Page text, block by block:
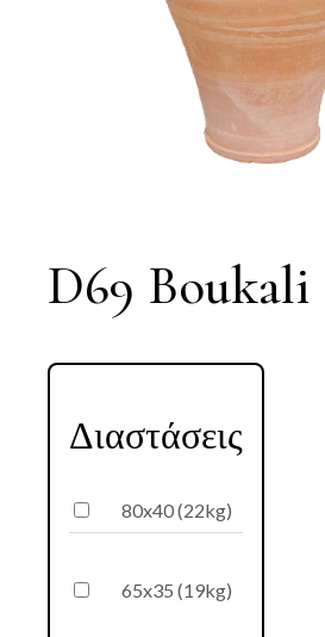
D69 Boukali
Διαστάσεις
80x40 (22kg)
65x35 (19kg)